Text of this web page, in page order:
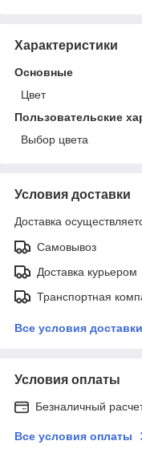
Характеристики
Основные
Цвет
Пользовательские
Выбор цвета
Условия доставки
Доставка
Самовывоз
Доставка курьером
Транспортная
Все условия доставки
Условия оплаты
Безналичный
Все условия оплаты